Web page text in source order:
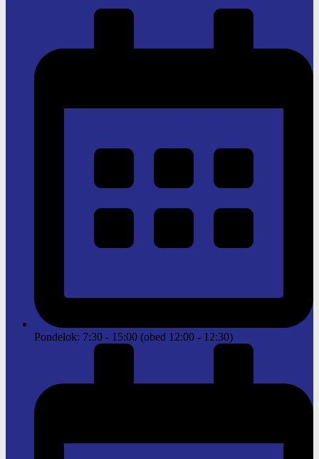
Pondelok: 7:30 - 15:00 (obed 12:00 - 12:30)